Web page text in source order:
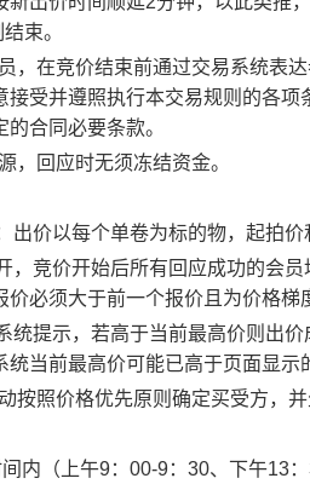
束。
，在竞价结束前通过交易系统表
接受并遵照执行本交易规则的各
合同必要条款。
，回应时无须冻结资金。
出价以每个单卷为标的物，起拍
，竞价开始后所有回应成功的会
价必须大于前一个报价且为价格
统提示，若高于当前最高价则出
统当前最高价可能已高于页面显示
按照价格优先原则确定买受方，
内（上午9：00-9：30、下午13